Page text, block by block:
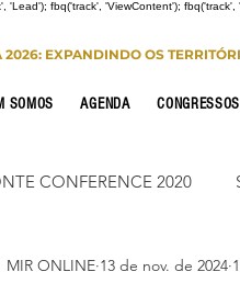
fbq('track', 'ViewContent');
2026: EXPANDINDO OS
SOMOS AGENDA CONGRESSOS
CONFERENCE 2020
DE HOMENS FONTE
MIR ONLINE 13 de nov. de 2024